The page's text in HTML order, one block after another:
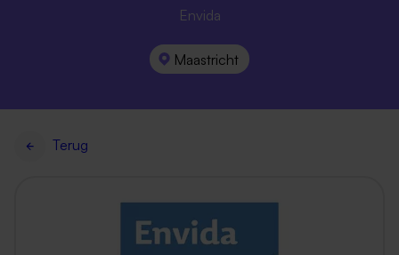
Envida
Maastricht
Terug